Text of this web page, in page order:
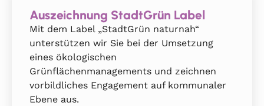
Auszeichnung StadtGrün Label
Mit dem Label „StadtGrün naturnah“
unterstützen wir Sie bei der Umsetzung
eines ökologischen
Grünflächenmanagements und zeichnen
vorbildliches Engagement auf kommunaler
Ebene aus.